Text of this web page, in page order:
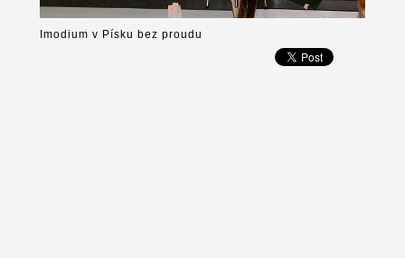
Imodium v Písku bez proudu